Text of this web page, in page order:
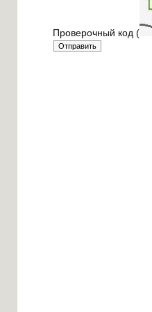
Проверочный код (